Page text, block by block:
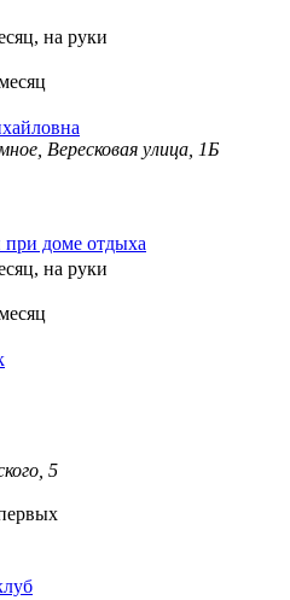
на руки
Вересковая улица, 1Б
доме отдыха
на руки
5